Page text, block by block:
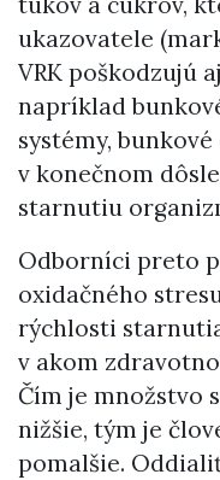
ukazovatele
VRK poškodzujú
napríklad
systémy,
v konečnom
starnutiu
Odborníci preto
oxidačného
rýchlosti
v akom
Čím je množstvo
nižšie, tým je
pomalšie.